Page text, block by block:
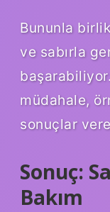
Bununla
ve sabırla
müdahale,
sonuçlar
Sonuç:
Bakım